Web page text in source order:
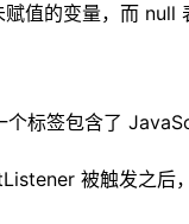
值的变量，而 null
标签包含了
被触发之